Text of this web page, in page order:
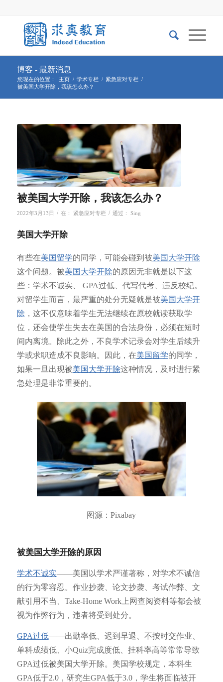
博客 - 最新消息
您现在的位置： 主页 / 学术专栏 / 紧急应对专栏 /
被美国大学开除，我该怎么办？
被美国大学开除，我该怎么办？
2022年3月13日 / 在： 紧急应对专栏 / 通过： Sing
美国大学开除
有些在美国留学的同学，可能会碰到被美国大学开除
这个问题。被美国大学开除的原因无非就是以下这
些：学术不诚实、 GPA过低、代写代考、违反校纪。
对留学生而言，最严重的处分无疑就是被美国大学开
除 ，这不仅意味着学生无法继续在原校就读获取学
位，还会使学生失去在美国的合法身份，必须在短时
间内离境。除此之外，不良学术记录会对学生后续升
学或求职造成不良影响。因此，在美国留学的同学，
如果一旦出现被美国大学开除这种情况，及时进行紧
急处理是非常重要的。
图源：Pixabay
被美国大学开除的原因
学术不诚实——美国以学术严谨著称，对学术不诚信
的行为零容忍。作业抄袭、论文抄袭、考试作弊、文
献引用不当、Take-Home Work上网查阅资料等都会被
视为作弊行为，违者将受到处分。
GPA过低——出勤率低、迟到早退、不按时交作业、
单科成绩低、小Quiz完成度低、挂科率高等常常导致
GPA过低被美国大学开除。美国学校规定，本科生
GPA低于2.0，研究生GPA低于3.0，学生将面临被开